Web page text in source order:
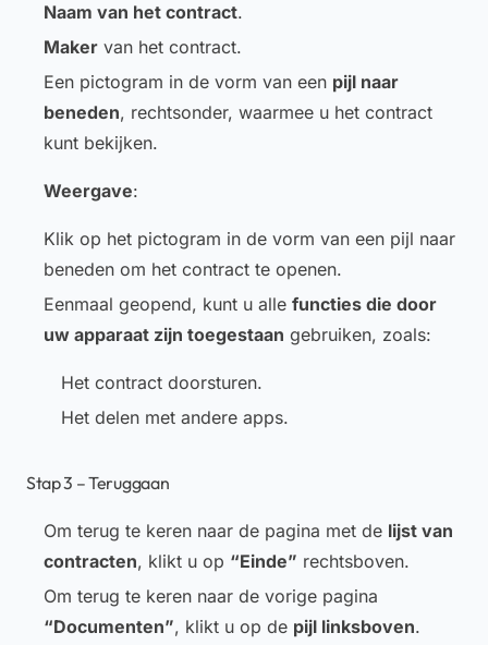
Naam van het contract.
Maker van het contract.
Een pictogram in de vorm van een pijl naar
beneden, rechtsonder, waarmee u het contract
kunt bekijken.
Weergave:
Klik op het pictogram in de vorm van een pijl naar
beneden om het contract te openen.
Eenmaal geopend, kunt u alle functies die door
uw apparaat zijn toegestaan gebruiken, zoals:
Het contract doorsturen.
Het delen met andere apps.
Stap 3 – Teruggaan
Om terug te keren naar de pagina met de lijst van
contracten, klikt u op “Einde” rechtsboven.
Om terug te keren naar de vorige pagina
“Documenten”, klikt u op de pijl linksboven.